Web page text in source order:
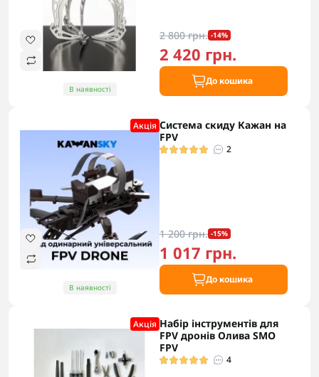
В наявності
2 800 грн. -14%
2 420 грн.
До кошика
Акцiя
В наявності
Система скиду Кажан на
FPV
2
1 200 грн. -15%
1 017 грн.
До кошика
Акцiя Набір інструментів для
FPV дронів Олива SMO
FPV
4